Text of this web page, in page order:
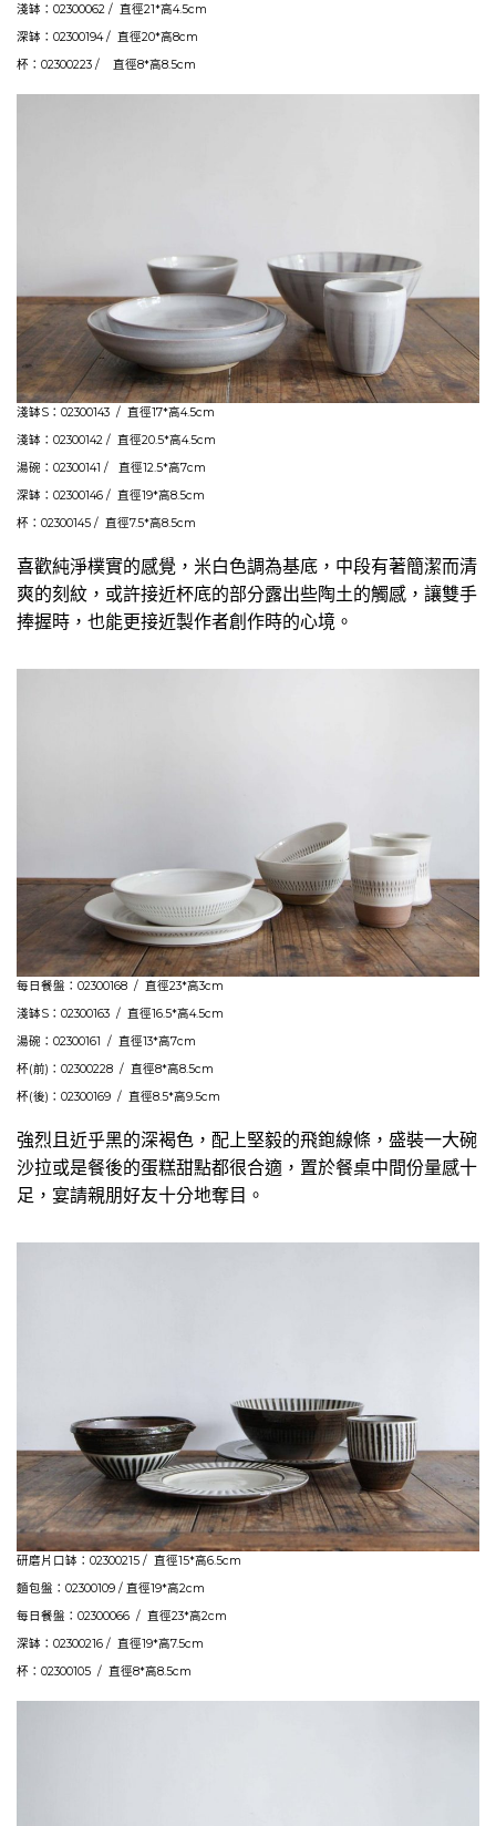
淺缽：02300062 / 直徑21*高4.5cm
深缽：02300194 / 直徑20*高8cm
杯：02300223 / 直徑8*高8.5cm
淺缽S：02300143 / 直徑17*高4.5cm
淺缽：02300142 / 直徑20.5*高4.5cm
湯碗：02300141 / 直徑12.5*高7cm
深缽：02300146 / 直徑19*高8.5cm
杯：02300145 / 直徑7.5*高8.5cm
​喜歡純淨樸實的感覺，米白色調為基底，中段有著簡潔而清
爽的刻紋，或許接近杯底的部分露出些陶土的觸感，讓雙手
捧握時，也能更接近製作者創作時的心境。
每日餐盤：02300168 / 直徑23*高3cm
淺缽S：02300163 / 直徑16.5*高4.5cm
湯碗：02300161 / 直徑13*高7cm
杯(前)：02300228 / 直徑8*高8.5cm
杯(後)：02300169 / 直徑8.5*高9.5cm
強烈且近乎黑的深褐色，配上堅毅的飛鉋線條，盛裝一大碗
沙拉或是餐後的蛋糕甜點都很合適，置於餐桌中間份量感十
足，宴請親朋好友十分地奪目。
研磨片口缽：02300215 / 直徑15*高6.5cm
麵包盤：02300109 / 直徑19*高2cm
每日餐盤：02300066 / 直徑23*高2cm
深缽：02300216 / 直徑19*高7.5cm
杯：02300105 / 直徑8*高8.5cm